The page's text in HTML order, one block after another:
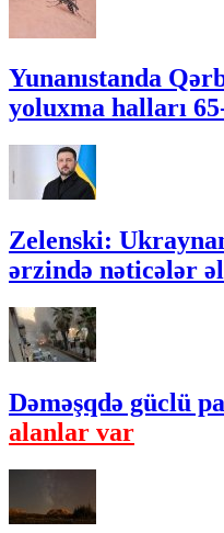
Yunanıstanda
yoluxma halları
Zelenski:
ərzində nəticələr
Dəməşqdə güclü
alanlar var